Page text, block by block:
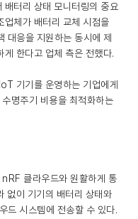
배터리 상태 모니터링의 중요
체가 배터리 교체 시점을
응을 지원하는 동시에 제
한다고 업체 측은 전했다.
기기를 운영하는 기업에게
명주기 비용을 최적화하는
클라우드와 원활하게 통
없이 기기의 배터리 상태와
드 시스템에 전송할 수 있다.